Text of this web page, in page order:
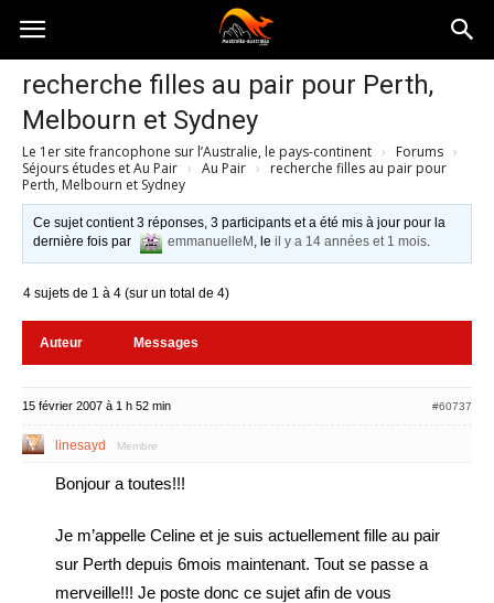
Australia-
australie.com
recherche filles au pair pour Perth,
Melbourn et Sydney
Le 1er site francophone sur l’Australie, le pays-continent › Forums ›
Séjours études et Au Pair › Au Pair ›
recherche filles au pair pour
Perth, Melbourn et Sydney
Ce sujet contient 3 réponses, 3 participants et a été mis à jour pour la
dernière fois par
emmanuelleM , leil y a 14 années et 1 mois.
4 sujets de 1 à 4 (sur un total de 4)
Auteur Messages
15 février 2007 à 1 h 52 min #60737
linesayd Membre
Bonjour a toutes!!!
Je m’appelle Celine et je suis actuellement fille au pair
sur Perth depuis 6mois maintenant. Tout se passe a
merveille!!! Je poste donc ce sujet afin de vous